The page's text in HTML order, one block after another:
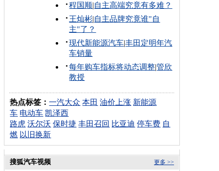
程国顺|自主高端究竟有多难？
王灿彬|自主品牌究竟谁"自
主"了？
现代新能源汽车|丰田定明年汽
车销量
每年购车指标将动态调整|管欣
教授
热点标签：一汽大众 本田 油价上涨 新能源
车 电动车 凯泽西
路虎 沃尔沃 保时捷 丰田召回 比亚迪 停车费 自
燃 以旧换新
更多 >>
搜狐汽车视频